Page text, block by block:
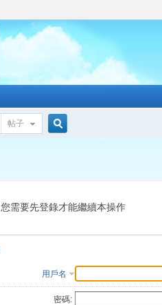
帖子
索
您需要先登錄才能繼續本操作
用戶名
密碼: